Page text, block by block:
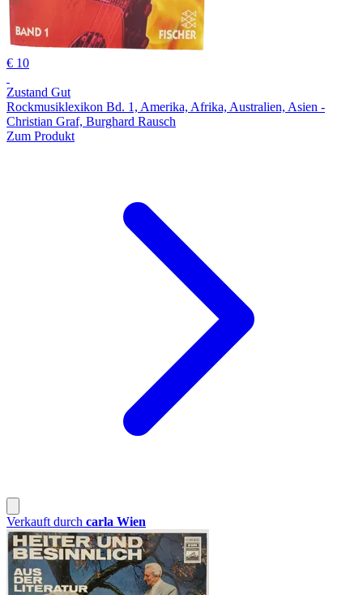
€ 10
Zustand Gut
Rockmusiklexikon Bd. 1, Amerika, Afrika, Australien, Asien -
Christian Graf, Burghard Rausch
Zum Produkt
Verkauft durch carla Wien